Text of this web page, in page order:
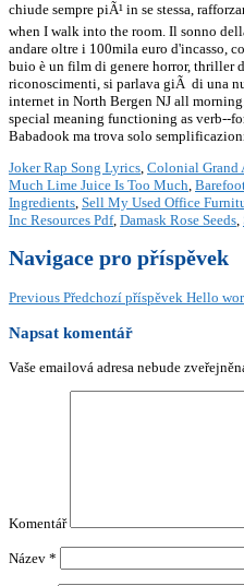
chiude sempre piÃ¹ in se stessa,
when I walk into the room. Il sonno
andare oltre i 100mila euro d'incasso,
buio è un film di genere horror, thriller
riconoscimenti, si parlava giÃ di una
internet in North Bergen NJ all
special meaning functioning as verb--
Babadook ma trova solo
Joker Rap Song Lyrics, Colonial Grand
Much Lime Juice Is Too Much,
Ingredients, Sell My Used Office
Inc Resources Pdf, Damask Rose Seeds,
Navigace pro příspěvek
Previous Předchozí příspěvek Hello
Napsat komentář
Vaše emailová adresa nebude
Komentář
Název *